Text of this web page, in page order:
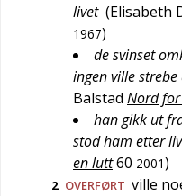
livet (Elisabeth
1967)
de svinset
ingen ville
Balstad Nord
han gikk ut
stod ham etter
en lutt60 2001)
2 OVERFØRT ville